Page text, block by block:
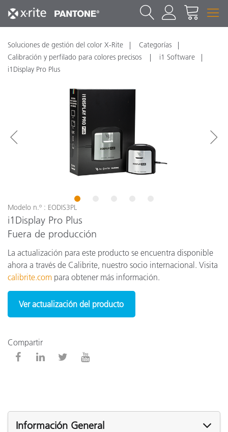
Soluciones de gestión del color X-Rite
Categorías
Calibración y perfilado para colores precisos
i1 Software
i1Display Pro Plus
1
Modelo n.º : EODIS3PL
i1Display Pro Plus
Fuera de producción
La actualización para este producto se encuentra disponible
ahora a través de Calibrite, nuestro socio internacional. Visita
calibrite.com para obtener más información.
Ver actualización del producto
Compartir
Información General